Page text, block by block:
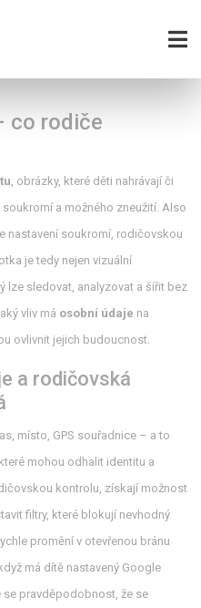
co rodiče
, obrázky, které děti nahrávají či
a možného zneužití. Also
nastavení soukromí, rodičovskou
je tedy nejen vizuální
lze sledovat, analyzovat a šířit bez
vliv má osobní údaje na
ovlivnit jejich budoucnost.
a rodičovská
místo, GPS souřadnice – a to
mohou odhalit identitu a
kontrolu, získají možnost
filtry, které blokují nevhodný
promění v otevřenou bránu
má dítě nastavený Google
se pravděpodobnost, že se